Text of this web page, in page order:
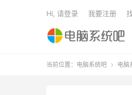
Hi, 请登录 我要注册
当前位置： 电脑系统吧  电脑